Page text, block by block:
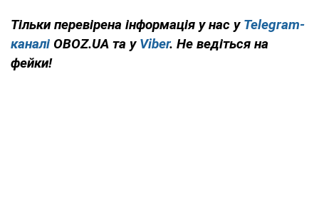
Тільки перевірена інформація у нас у Telegram-
каналі OBOZ.UA та у Viber. Не ведіться на
фейки!